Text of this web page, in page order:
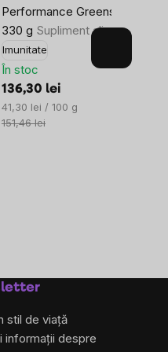
Performance Greens®, 33
330 g Supliment alimentar
Imunitate
În stoc
136,30 lei
Evaluare
preţ:
41,30 lei / 100 g
151,46 lei
stil de viață
informații despre